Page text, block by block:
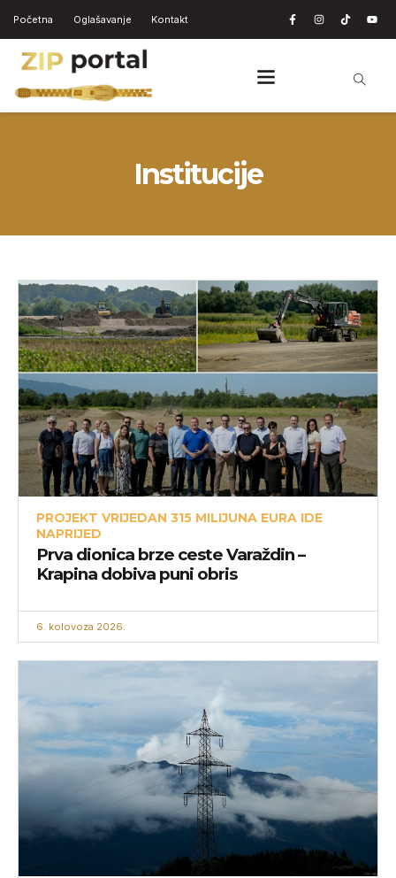
Početna Oglašavanje Kontakt
Institucije
PROJEKT VRIJEDAN 315 MILIJUNA EURA IDE
NAPRIJED
Prva dionica brze ceste Varaždin –
Krapina dobiva puni obris
6. kolovoza 2026.